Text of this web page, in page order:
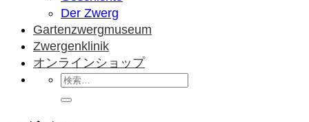
Der Zwerg
Gartenzwergmuseum
Zwergenklinik
オンラインショップ
検
索